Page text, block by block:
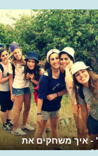
- איך משחקים את